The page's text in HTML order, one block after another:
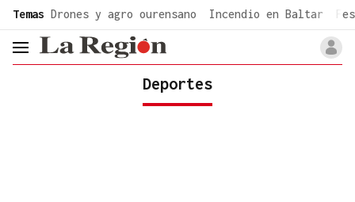
Temas Drones y agro ourensano Incendio en Baltar
header.menu.open
Deportes